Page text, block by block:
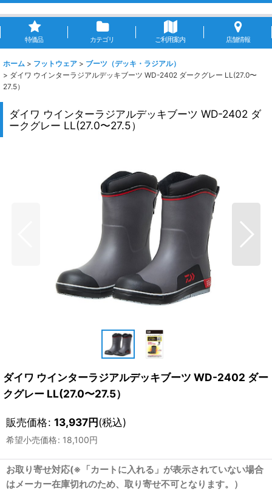
特価品 カテゴリ ご利用案内 店舗情報
ホーム > フットウェア > ブーツ（デッキ・ラジアル）
> ダイワ ウインターラジアルデッキブーツ WD-2402 ダークグレー LL(27.0〜
27.5）
ダイワ ウインターラジアルデッキブーツ WD-2402 ダ
ークグレー LL(27.0〜27.5）
ダイワ ウインターラジアルデッキブーツ WD-2402 ダー
クグレー LL(27.0〜27.5）
販売価格: 13,937円(税込)
希望小売価格: 18,100円
お取り寄せ対応(※「カートに入れる」が表示されていない場合
はメーカー在庫切れのため、取り寄せ不可となります。）